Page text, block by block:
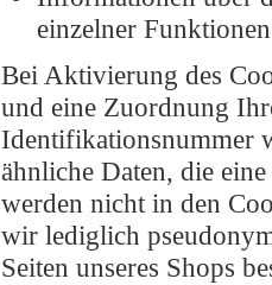
einzelner
Bei Aktivierung des
und eine Zuordnung
Identifikationsnummer
ähnliche Daten, die
werden nicht in den
wir lediglich
Seiten unseres Shops